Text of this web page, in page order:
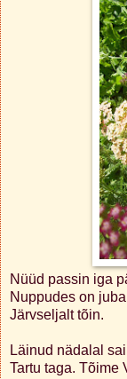
Nüüd passin iga
Nuppudes on
Järvseljalt tõin.
Läinud nädalal
Tartu taga. Tõime